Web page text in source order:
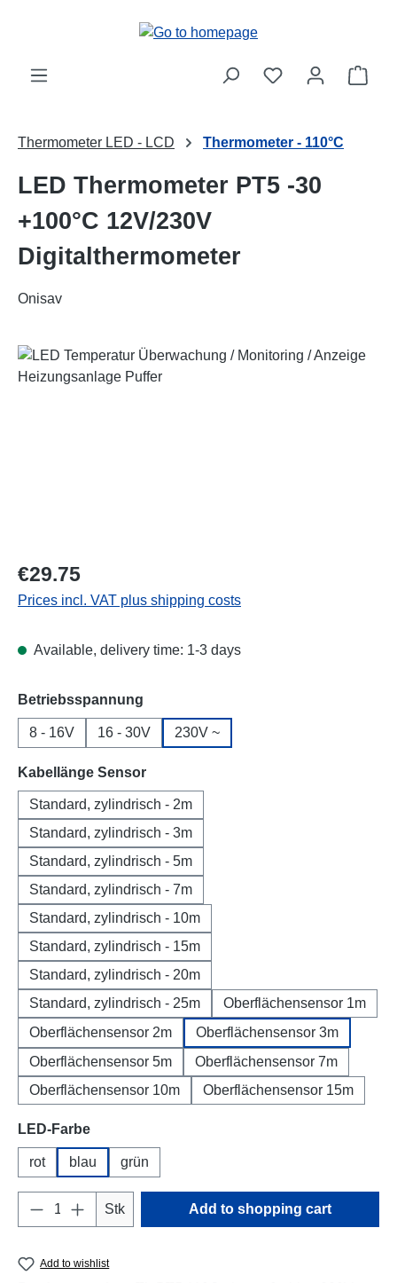
Thermometer LED - LCD Thermometer - 110°C
LED Thermometer PT5 -30
+100°C 12V/230V
Digitalthermometer
Onisav
Skip image gallery
Regular price:
€29.75
Prices incl. VAT plus shipping costs
Available, delivery time: 1-3 days
Select
Betriebsspannung
8 - 16V 16 - 30V 230V ~
Select
Kabellänge Sensor
Standard, zylindrisch - 2m
Standard, zylindrisch - 3m
Standard, zylindrisch - 5m
Standard, zylindrisch - 7m
Standard, zylindrisch - 10m
Standard, zylindrisch - 15m
Standard, zylindrisch - 20m
Standard, zylindrisch - 25m
Oberflächensensor 1m
Oberflächensensor 2m
Oberflächensensor 3m
Oberflächensensor 5m
Oberflächensensor 7m
Oberflächensensor 10m
Oberflächensensor 15m
Select
LED-Farbe
rot blau grün
Product Quantity: Enter the desired
Stk Add to shopping cart
Add to wishlist